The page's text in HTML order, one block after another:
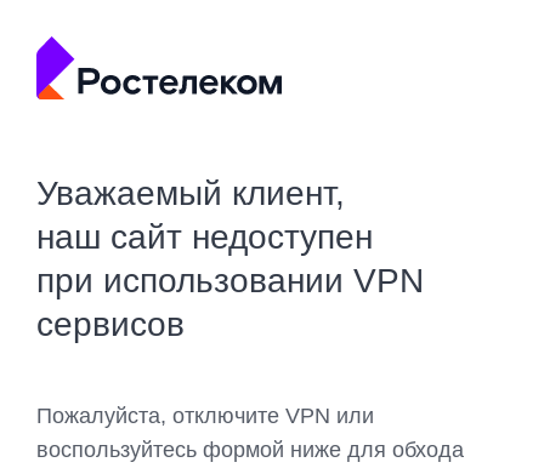
Уважаемый клиент,
наш сайт недоступен
при использовании VPN
сервисов
Пожалуйста, отключите VPN или
воспользуйтесь формой ниже для обхода